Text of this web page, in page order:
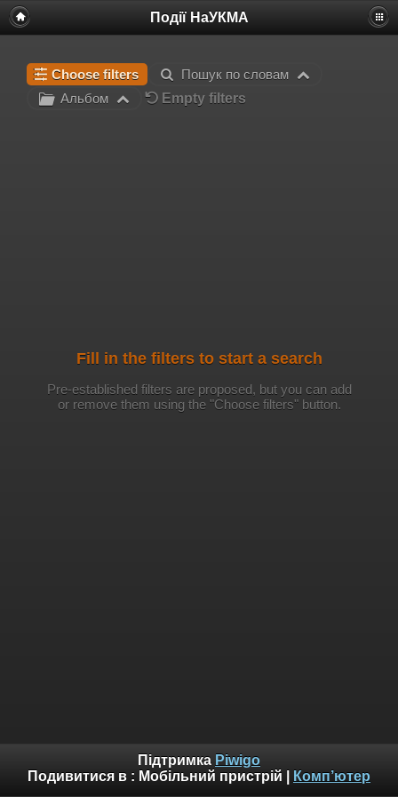
Події НаУКМА
Choose filters
Пошук по словам
Альбом
Empty filters
Fill in the filters to start a search
Pre-established filters are proposed, but you can add
or remove them using the "Choose filters" button.
Підтримка Piwigo
Подивитися в : Мобільний пристрій Комп’ютер